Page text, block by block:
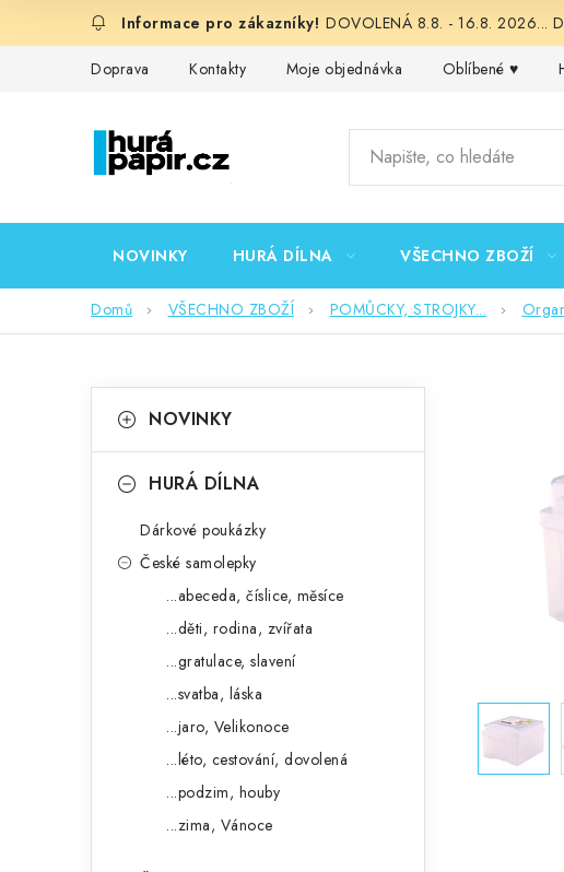
DOVOLENÁ 8.8. - 16.8. 2026...
Doprava Kontakty Moje objednávka Oblíbené ♥️
NOVINKY HURÁ DÍLNA VŠECHNO ZBOŽÍ
Domů VŠECHNO ZBOŽÍ POMŮCKY, STROJKY...
okategorie
a
NOVINKY
HURÁ DÍLNA
Dárkové poukázky
České samolepky
...abeceda, číslice, měsíce
...děti, rodina, zvířata
...gratulace, slavení
...svatba, láska
...jaro, Velikonoce
...léto, cestování, dovolená
...podzim, houby
...zima, Vánoce